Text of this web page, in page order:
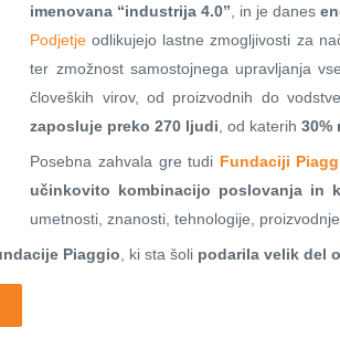
imenovana “industrija 4.0” , in je danes
Podjetje odlikujejo lastne zmogljivosti za
ter zmožnost samostojnega upravljanja
človeških virov, od proizvodnih do
zaposluje preko 270 ljudi , od katerih30%
Posebna zahvala gre tudi Fundaciji
učinkovito kombinacijo poslovanja in
umetnosti, znanosti, tehnologije,
Piaggio , ki sta šoli podarila velik del